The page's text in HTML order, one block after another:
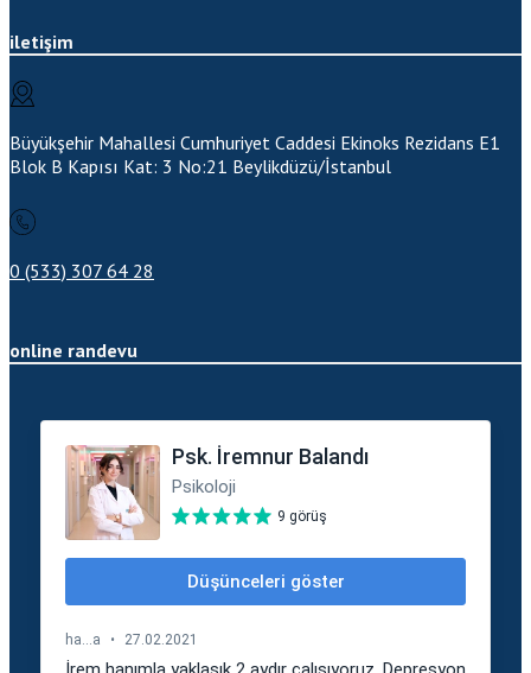
iletişim
Büyükşehir Mahallesi Cumhuriyet Caddesi Ekinoks Rezidans E1
Blok B Kapısı Kat: 3 No:21 Beylikdüzü/İstanbul
0 (533) 307 64 28
online randevu